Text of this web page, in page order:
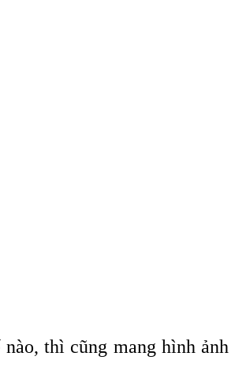
thì cũng mang hình ảnh